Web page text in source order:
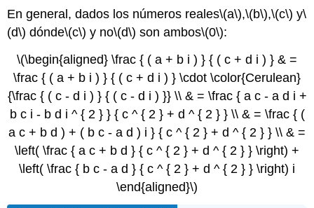
En general, dados los números reales\(a\),\(b\),\(c\) y\
(d\) dónde\(c\) y no\(d\) son ambos\(0\):
\(\begin{aligned} \frac { ( a + b i ) } { ( c + d i ) } & =
\frac { ( a + b i ) } { ( c + d i ) } \cdot \color{Cerulean}
{\frac { ( c - d i ) } { ( c - d i ) }} \\ & = \frac { a c - a d i +
b c i - b d i ^ { 2 } } { c ^ { 2 } + d ^ { 2 } } \\ & = \frac { (
a c + b d ) + ( b c - a d ) i } { c ^ { 2 } + d ^ { 2 } } \\ & =
\left( \frac { a c + b d } { c ^ { 2 } + d ^ { 2 } } \right) +
\left( \frac { b c - a d } { c ^ { 2 } + d ^ { 2 } } \right) i
\end{aligned}\)